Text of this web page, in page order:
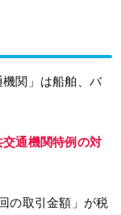
関」は船舶、バ
通機関特例の対
の取引金額」が税